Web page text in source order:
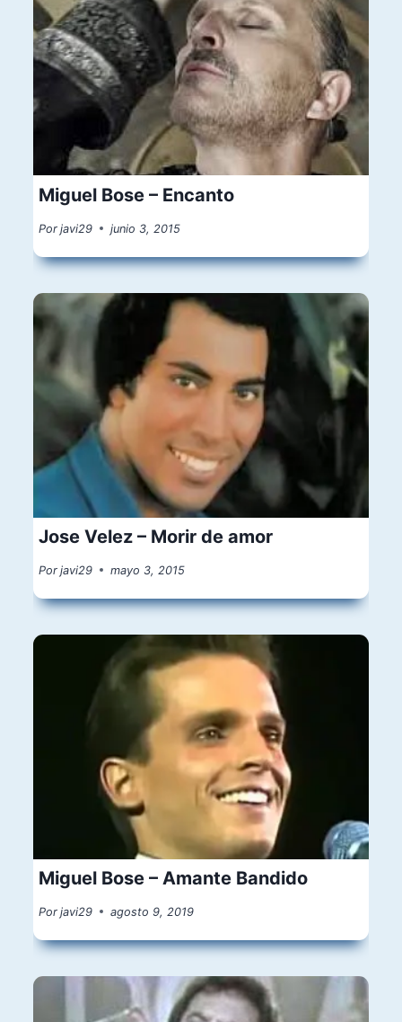
Miguel Bose – Encanto
Por javi29 junio 3, 2015
Jose Velez – Morir de amor
Por javi29 mayo 3, 2015
Miguel Bose – Amante Bandido
Por javi29 agosto 9, 2019